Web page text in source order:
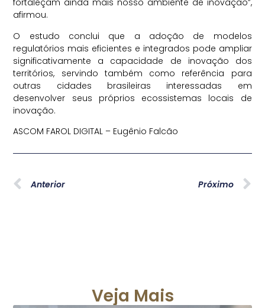
fortaleçam ainda mais nosso ambiente de inovação”,
afirmou.
O estudo conclui que a adoção de modelos
regulatórios mais eficientes e integrados pode ampliar
significativamente a capacidade de inovação dos
territórios, servindo também como referência para
outras cidades brasileiras interessadas em
desenvolver seus próprios ecossistemas locais de
inovação.
ASCOM FAROL DIGITAL – Eugênio Falcão
Anterior Próximo
Veja Mais